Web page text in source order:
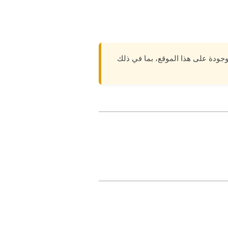
على هذا الموقع، بما في ذلك